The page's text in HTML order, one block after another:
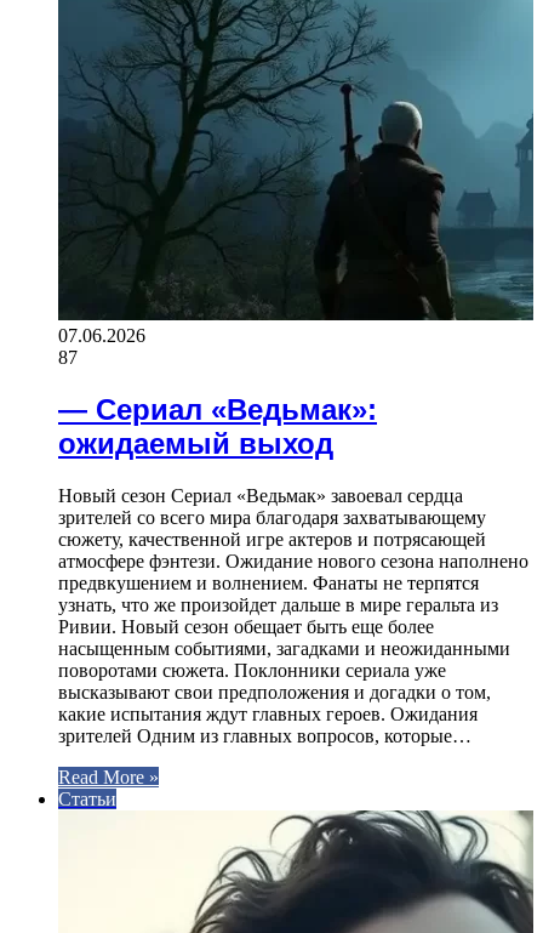
07.06.2026
87
— Сериал «Ведьмак»:
ожидаемый выход
Новый сезон Сериал «Ведьмак» завоевал сердца
зрителей со всего мира благодаря захватывающему
сюжету, качественной игре актеров и потрясающей
атмосфере фэнтези. Ожидание нового сезона наполнено
предвкушением и волнением. Фанаты не терпятся
узнать, что же произойдет дальше в мире геральта из
Ривии. Новый сезон обещает быть еще более
насыщенным событиями, загадками и неожиданными
поворотами сюжета. Поклонники сериала уже
высказывают свои предположения и догадки о том,
какие испытания ждут главных героев. Ожидания
зрителей Одним из главных вопросов, которые…
Read More »
Статьи